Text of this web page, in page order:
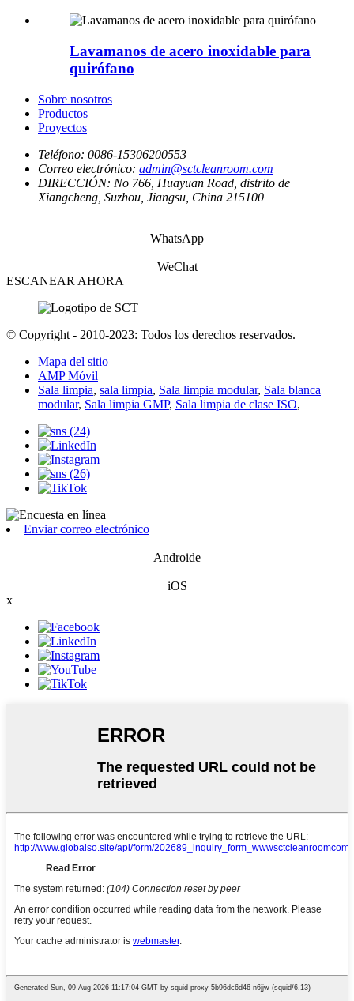
Lavamanos de acero inoxidable para
quirófano
Sobre nosotros
Productos
Proyectos
Teléfono: 0086-15306200553
Correo electrónico: admin@sctcleanroom.com
DIRECCIÓN: No 766, Huayuan Road, distrito de
Xiangcheng, Suzhou, Jiangsu, China 215100
WhatsApp
WeChat
ESCANEAR AHORA
© Copyright - 2010-2023: Todos los derechos reservados.
Mapa del sitio
AMP Móvil
Sala limpia, sala limpia, Sala limpia modular, Sala blanca
modular, Sala limpia GMP, Sala limpia de clase ISO,
Enviar correo electrónico
Androide
iOS
x